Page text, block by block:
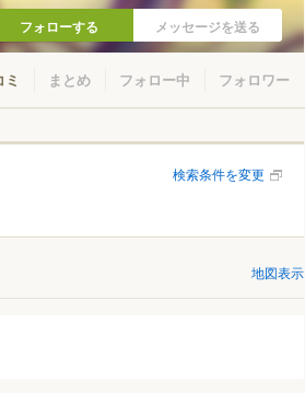
フォローする メッセージを送る
ミ まとめ フォロー中 フォロワー
検索条件を変更
地図表示